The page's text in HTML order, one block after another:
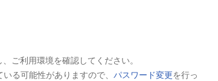
ご利用環境を確認してください。
る可能性がありますので、 パスワード変更を行っ